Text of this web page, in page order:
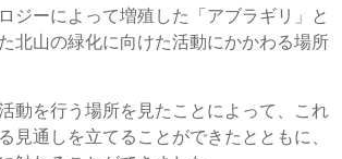
ジーによって増殖した「アブラギリ」と
北山の緑化に向けた活動にかかわる場所
動を行う場所を見たことによって、これ
見通しを立てることができたとともに、